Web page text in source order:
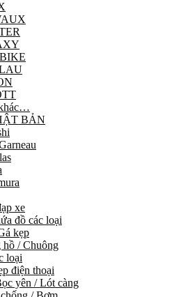
BẢN
xe
đồ các loại
kẹp
/ Chuông
loại
điện thoại
yên / Lót càng